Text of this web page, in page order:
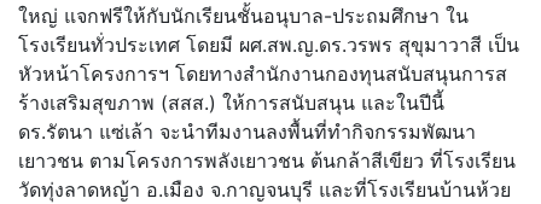
ใหญ่ แจกฟรีให้กับนักเรียนชั้นอนุบาล-ประถมศึกษา ใน
โรงเรียนทั่วประเทศ โดยมี ผศ.สพ.ญ.ดร.วรพร สุขุมาวาสี เป็น
หัวหน้าโครงการฯ โดยทางสำนักงานกองทุนสนับสนุนการส
ร้างเสริมสุขภาพ (สสส.) ให้การสนับสนุน และในปีนี้
ดร.รัตนา แซ่เล้า จะนำทีมงานลงพื้นที่ทำกิจกรรมพัฒนา
เยาวชน ตามโครงการพลังเยาวชน ต้นกล้าสีเขียว ที่โรงเรียน
วัดทุ่งลาดหญ้า อ.เมือง จ.กาญจนบุรี และที่โรงเรียนบ้านห้วย